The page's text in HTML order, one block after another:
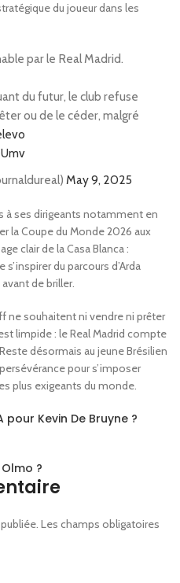
du joueur dans les
par le Real Madrid.
du futur, le club refuse
ou de le céder, malgré
May 9, 2025
à ses dirigeants notamment en
la Coupe du Monde 2026 aux
clair de la Casa Blanca :
du parcours d’Arda
de briller.
ne souhaitent ni vendre ni prêter
limpide : le Real Madrid compte
désormais au jeune Brésilien
pour s’imposer
plus exigeants du monde.
Kevin De Bruyne ?
?
Les champs obligatoires